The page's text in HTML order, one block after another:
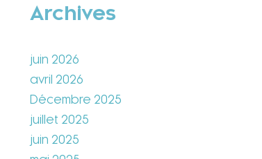
Archives
juin 2026
avril 2026
Décembre 2025
juillet 2025
juin 2025